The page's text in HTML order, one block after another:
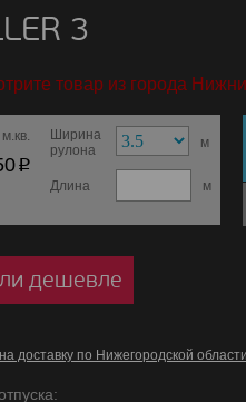
3
товар из города
p
Ширина
рулона
м
Длина м
дешевле
доставку по Нижегородской